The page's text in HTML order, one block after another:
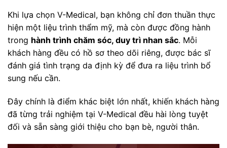
Khi lựa chọn V-Medical, bạn không chỉ đơn thuần thực
hiện một liệu trình thẩm mỹ, mà còn được đồng hành
trong hành trình chăm sóc, duy trì nhan sắc. Mỗi
khách hàng đều có hồ sơ theo dõi riêng, được bác sĩ
đánh giá tình trạng da định kỳ để đưa ra liệu trình bổ
sung nếu cần.
Đây chính là điểm khác biệt lớn nhất, khiến khách hàng
đã từng trải nghiệm tại V-Medical đều hài lòng tuyệt
đối và sẵn sàng giới thiệu cho bạn bè, người thân.